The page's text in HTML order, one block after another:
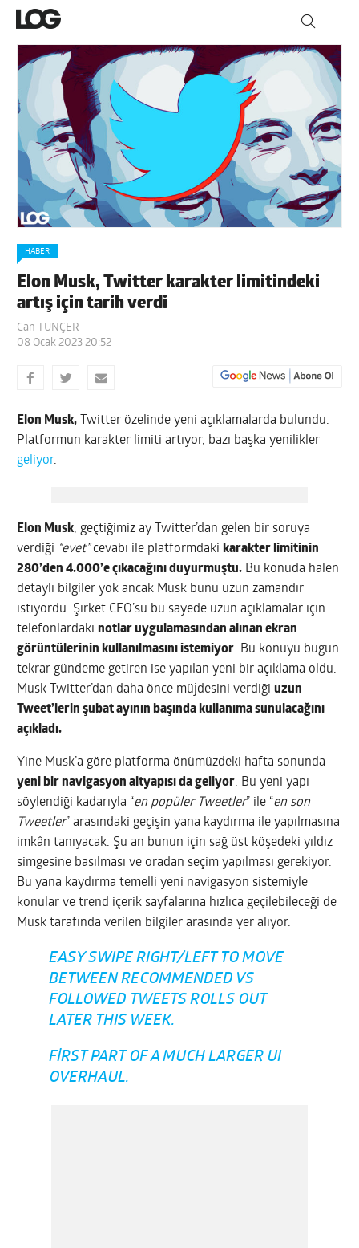
HABER
Elon Musk, Twitter karakter limitindeki
artış için tarih verdi
Can TUNÇER
08 Ocak 2023 20:52
Elon Musk, Twitter özelinde yeni açıklamalarda bulundu.
Platformun karakter limiti artıyor, bazı başka yenilikler
geliyor.
Elon Musk, geçtiğimiz ay Twitter’dan gelen bir soruya
verdiği “evet”cevabı ile platformdaki karakter limitinin
280’den 4.000’e çıkacağını duyurmuştu. Bu konuda halen
detaylı bilgiler yok ancak Musk bunu uzun zamandır
istiyordu. Şirket CEO’su bu sayede uzun açıklamalar için
telefonlardakinotlar uygulamasından alınan ekran
görüntülerinin kullanılmasını istemiyor. Bu konuyu bugün
tekrar gündeme getiren ise yapılan yeni bir açıklama oldu.
Musk Twitter’dan daha önce müjdesini verdiğiuzun
Tweet’lerin şubat ayının başında kullanıma sunulacağını
açıkladı.
Yine Musk’a göre platforma önümüzdeki hafta sonunda
yeni bir navigasyon altyapısı da geliyor. Bu yeni yapı
söylendiği kadarıyla “en popüler Tweetler” ile “en son
Tweetler” arasındaki geçişin yana kaydırma ile yapılmasına
imkân tanıyacak. Şu an bunun için sağ üst köşedeki yıldız
simgesine basılması ve oradan seçim yapılması gerekiyor.
Bu yana kaydırma temelli yeni navigasyon sistemiyle
konular ve trend içerik sayfalarına hızlıca geçilebileceği de
Musk tarafında verilen bilgiler arasında yer alıyor.
EASY SWIPE RIGHT/LEFT TO MOVE
BETWEEN RECOMMENDED VS
FOLLOWED TWEETS ROLLS OUT
LATER THIS WEEK.
FIRST PART OF A MUCH LARGER UI
OVERHAUL.